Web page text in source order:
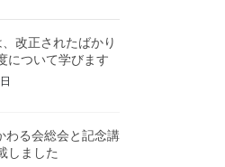
改正されたばかり
について学びます
わる会総会と記念講
しました